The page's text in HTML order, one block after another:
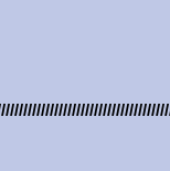
photos